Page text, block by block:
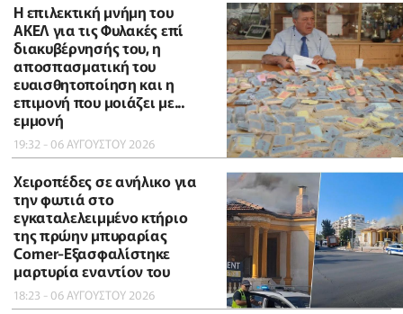
Η επιλεκτική μνήμη του
ΑΚΕΛ για τις Φυλακές επί
διακυβέρνησής του, η
αποσπασματική του
ευαισθητοποίηση και η
επιμονή που μοιάζει με...
εμμονή
19:32 - 06 ΑΥΓΟΥΣΤΟΥ 2026
Χειροπέδες σε ανήλικο για
την φωτιά στο
εγκαταλελειμμένο κτήριο
της πρώην μπυραρίας
Corner-Εξασφαλίστηκε
μαρτυρία εναντίον του
18:23 - 06 ΑΥΓΟΥΣΤΟΥ 2026